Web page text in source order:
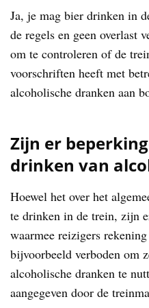
Ja, je mag bier drinken in
de regels en geen overlast
om te controleren of de
voorschriften heeft met
alcoholische dranken aan
Zijn er
drinken van
Hoewel het over het
te drinken in de trein, zijn
waarmee reizigers
bijvoorbeeld verboden om
alcoholische dranken te
aangegeven door de